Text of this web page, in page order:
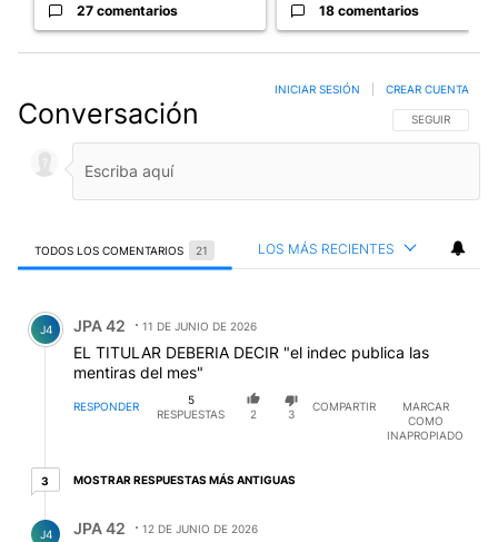
27 comentarios 18 comentarios
Conversación SIGA ESTA
SEGUIR
INICIAR SESIÓN CREAR CUENTA
TODOS LOS COMENTARIOS 21 LOS MÁS RECIENTES
Comentario de JPA 42.
J4 JPA 42 11 DE JUNIO DE 2026
EL TITULAR DEBERIA DECIR "el indec publica las
mentiras del mes"
RESPONDER
5
RESPUESTAS
2 3
COMPARTIR
MARCAR
COMO
INAPROPIADO
33 respuestas más antiguas
MOSTRAR RESPUESTAS MÁS ANTIGUAS
J4 JPA 42
12 DE JUNIO DE 2026